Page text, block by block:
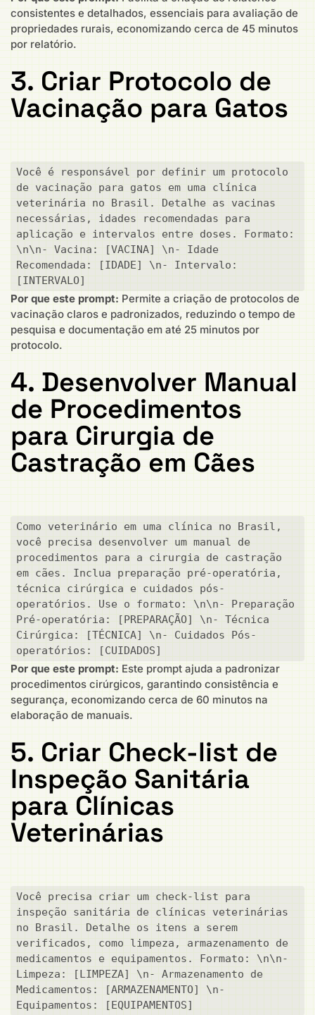
consistentes e detalhados, essenciais para avaliação de
propriedades rurais, economizando cerca de 45 minutos
por relatório.
3. Criar Protocolo de
Vacinação para Gatos
Você é responsável por definir um protocolo
de vacinação para gatos em uma clínica
veterinária no Brasil. Detalhe as vacinas
necessárias, idades recomendadas para
aplicação e intervalos entre doses. Formato:
\n\n- Vacina: [VACINA] \n- Idade
Recomendada: [IDADE] \n- Intervalo:
[INTERVALO]
Por que este prompt: Permite a criação de protocolos de
vacinação claros e padronizados, reduzindo o tempo de
pesquisa e documentação em até 25 minutos por
protocolo.
4. Desenvolver Manual
de Procedimentos
para Cirurgia de
Castração em Cães
Como veterinário em uma clínica no Brasil,
você precisa desenvolver um manual de
procedimentos para a cirurgia de castração
em cães. Inclua preparação pré-operatória,
técnica cirúrgica e cuidados pós-
operatórios. Use o formato: \n\n- Preparação
Pré-operatória: [PREPARAÇÃO] \n- Técnica
Cirúrgica: [TÉCNICA] \n- Cuidados Pós-
operatórios: [CUIDADOS]
Por que este prompt: Este prompt ajuda a padronizar
procedimentos cirúrgicos, garantindo consistência e
segurança, economizando cerca de 60 minutos na
elaboração de manuais.
5. Criar Check-list de
Inspeção Sanitária
para Clínicas
Veterinárias
Você precisa criar um check-list para
inspeção sanitária de clínicas veterinárias
no Brasil. Detalhe os itens a serem
verificados, como limpeza, armazenamento de
medicamentos e equipamentos. Formato: \n\n-
Limpeza: [LIMPEZA] \n- Armazenamento de
Medicamentos: [ARMAZENAMENTO] \n-
Equipamentos: [EQUIPAMENTOS]